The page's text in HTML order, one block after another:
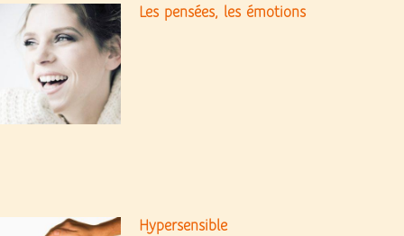
Les pensées, les émotions
Hypersensible